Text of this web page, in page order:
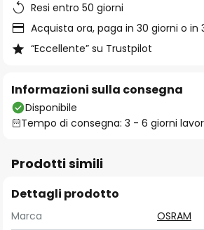
Resi entro 50 giorni
Acquista ora, paga in 30 giorni o in
“Eccellente” su Trustpilot
Informazioni sulla consegna
Disponibile
Tempo di consegna: 3 - 6 giorni
Prodotti simili
Dettagli prodotto
Marca
OSRAM